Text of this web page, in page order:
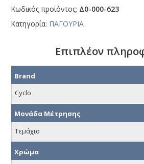
Κωδικός προϊόντος: Δ0-000-623
Κατηγορία: ΠΑΓΟΥΡΙΑ
Επιπλέον
Brand
Cyclo
Μονάδα Μέτρησης
Τεμάχιο
Χρώμα